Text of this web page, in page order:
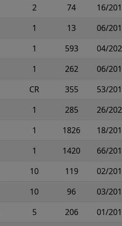
2 74
16/
1 13
06/
1 593
04/
1 262
06/
CR 355
53/
1 285
26/
1 1826
18/
1 1420
66/
10 119
02/
10 96
03/
5 206
01/